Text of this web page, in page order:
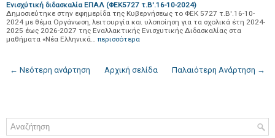
Ενισχύτική διδασκαλία ΕΠΑΛ (ΦΕΚ5727 τ.Β'.16-10-2024)
Δημοσιεύτηκε στην εφημερίδα της Κυβερνήσεως το ΦΕΚ 5727 τ.Β'.16-10-
2024 με θέμα Οργάνωση, λειτουργία και υλοποίηση για τα σχολικά έτη 2024-
2025 έως 2026-2027 της Εναλλακτικής Ενισχυτικής Διδασκαλίας στα
μαθήματα «Νέα Ελληνικά… περισσότερα
← Νεότερη ανάρτηση Παλαιότερη Ανάρτηση →
Αρχική σελίδα